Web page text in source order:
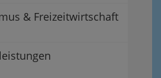
& Freizeitwirtschaft